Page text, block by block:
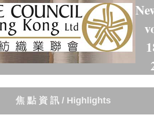
焦 點 資 訊 / Highlights